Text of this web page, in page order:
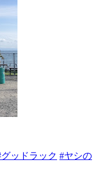
グッドラック #ヤシの